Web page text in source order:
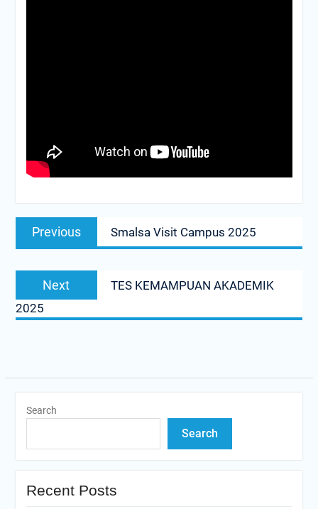
navigation
Previous
Previous
post:
Smalsa Visit Campus 2025
Next
post:
TES KEMAMPUAN AKADEMIK
2025
Search
Search
Recent Posts